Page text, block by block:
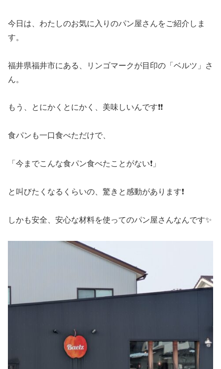
今日は、わたしのお気に入りのパン屋さんをご紹介しま
す。
福井県福井市にある、リンゴマークが目印の「ベルツ」さ
ん。
もう、とにかくとにかく、美味しいんです❗❗
食パンも一口食べただけで、
「今までこんな食パン食べたことがない❗」
と叫びたくなるくらいの、驚きと感動があります❗
しかも安全、安心な材料を使ってのパン屋さんなんです✨️